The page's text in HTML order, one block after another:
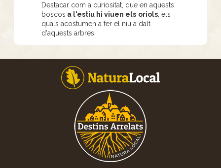
Destacar com a curiositat, que en aquests
boscos a l'estiu hi viuen els oriols , els
quals acostumen a fer el niu a dalt
d'aquests arbres.